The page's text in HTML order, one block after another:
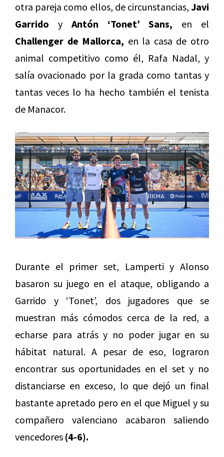
otra pareja como ellos, de circunstancias, Javi
Garrido y Antón ‘Tonet’ Sans, en el
Challenger de Mallorca, en la casa de otro
animal competitivo como él, Rafa Nadal, y
salía ovacionado por la grada como tantas y
tantas veces lo ha hecho también el tenista
de Manacor.
Durante el primer set, Lamperti y Alonso
basaron su juego en el ataque, obligando a
Garrido y ‘Tonet’, dos jugadores que se
muestran más cómodos cerca de la red, a
echarse para atrás y no poder jugar en su
hábitat natural. A pesar de eso, lograron
encontrar sus oportunidades en el set y no
distanciarse en exceso, lo que dejó un final
bastante apretado pero en el que Miguel y su
compañero valenciano acabaron saliendo
vencedores (4-6).